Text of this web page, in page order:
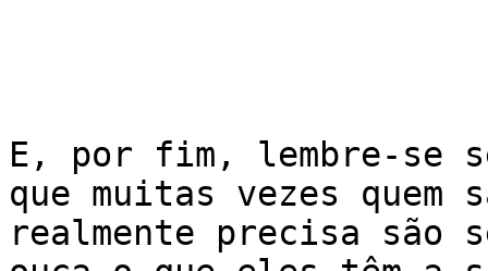
E, por fim, lembre-se
que muitas vezes quem
realmente precisa são